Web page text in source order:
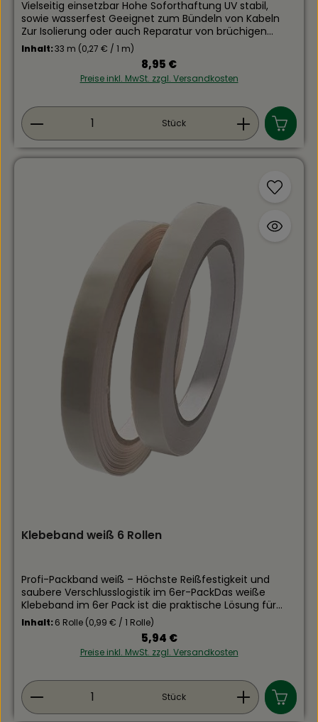
Vielseitig einsetzbar Hohe Soforthaftung UV stabil,
sowie wasserfest Geeignet zum Bündeln von Kabeln
Zur Isolierung oder auch Reparatur von brüchigen
Kabelmänteln Das Klebeband ist hoch elastisch und
flexibel, sowie auch formanpassungsfähig
Inhalt:33 m (0,27 € / 1 m)
Regulärer Preis:
8,95 €
Preise inkl. MwSt. zzgl. Versandkosten
Produkt Anzahl: Gib den gewünschten Wert
Stück
Klebeband weiß 6 Rollen
Profi-Packband weiß – Höchste Reißfestigkeit und
saubere Verschlusslogistik im 6er-PackDas weiße
Klebeband im 6er Pack ist die praktische Lösung für
zuverlässige und optisch saubere Verklebungen im
Alltag und im professionellen Einsatz. Es eignet sich
ideal für Verpackungsarbeiten, Büroanwendungen und
leichte Montagearbeiten. Durch seine hohe Klebkraft
Untergründen, während die reißfeste Struktur ein
gleichmäßiges und effizientes Abrollen ermöglicht. Die
weiße Farbgebung ist besonders vorteilhaft bei hellen
Inhalt:6 Rolle (0,99 € / 1 Rolle)
Regulärer Preis:
5,94 €
Preise inkl. MwSt. zzgl. Versandkosten
Produkt Anzahl: Gib den gewünschten Wert
Stück